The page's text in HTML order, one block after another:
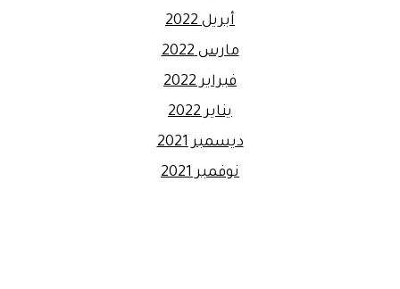
أبريل 2022
مارس 2022
فبراير 2022
يناير 2022
ديسمبر 2021
نوفمبر 2021